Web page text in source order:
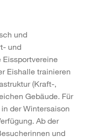
und
und
Eishalle trainieren
(Kraft-,
Gebäude. Für
der Wintersaison
Ab der
und